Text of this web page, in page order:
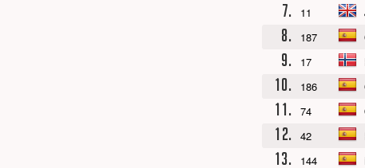
7. 11
8. 187
9. 17
10. 186
11. 74
12. 42
13. 144